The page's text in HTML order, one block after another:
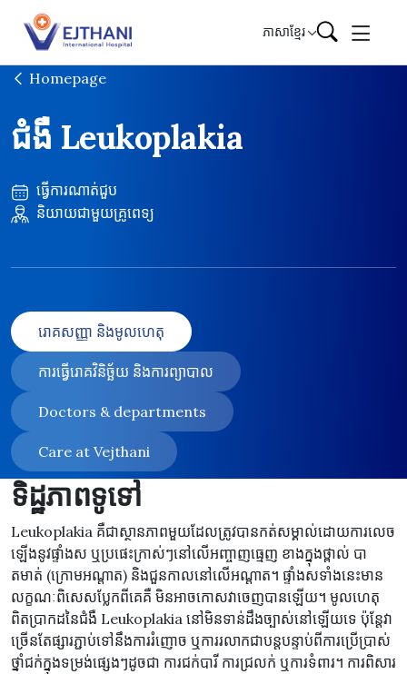
Skip to content
ភាសាខ្មែរ
Homepage
ជំងឺ Leukoplakia
ធ្វើការណាត់ជួប
និយាយជាមួយគ្រូពេទ្យ
រោគសញ្ញា និងមូលហេតុ
ការធ្វើរោគវិនិច្ឆ័យ និងការព្យាបាល
Doctors & departments
Care at Vejthani
ទិដ្ឋភាពទូទៅ
Leukoplakia គឺជាស្ថានភាពមួយដែលត្រូវបានកត់សម្គាល់ដោយការលេច
ឡើងនូវផ្ទាំងស ឬប្រផេះក្រាស់ៗនៅលើអញ្ចាញធ្មេញ ខាងក្នុងថ្ពាល់ បា
តមាត់ (ក្រោមអណ្តាត) និងជួនកាលនៅលើអណ្តាត។ ផ្ទាំងសទាំងនេះមាន
លក្ខណៈពិសេសប្លែកពីគេគឺ មិនអាចកោសវាចេញបានឡើយ។ មូលហេតុ
ពិតប្រាកដនៃជំងឺ Leukoplakia នៅមិនទាន់ដឹងច្បាស់នៅឡើយទេ ប៉ុន្តែវា
ច្រើនតែផ្សារភ្ជាប់ទៅនឹងការរំញោច ឬការរលាកជាបន្តបន្ទាប់ពីការប្រើប្រាស់
ថ្នាំជក់ក្នុងទម្រង់ផ្សេងៗដូចជា ការជក់បារី ការជ្រលក់ ឬការទំពារ។ ការពិសារ